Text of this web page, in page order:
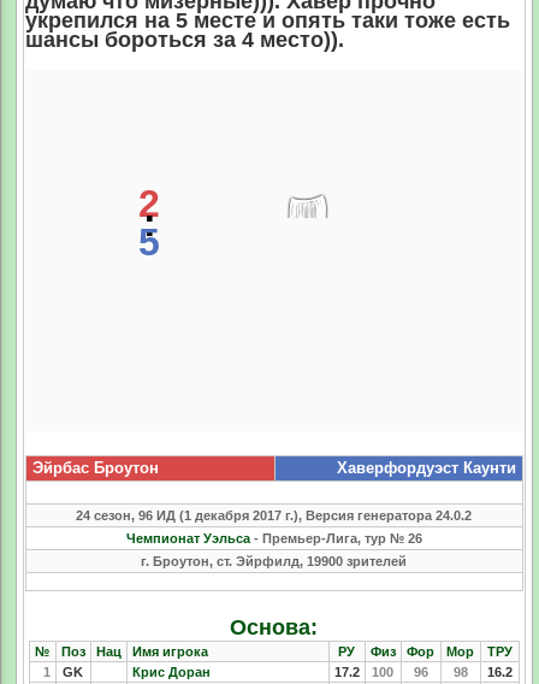
укрепился на 5 месте и опять таки тоже есть
шансы бороться за 4 место)).
2
:
5
Эйрбас Броутон Хаверфордуэст Каунти
24 сезон, 96 ИД (1 декабря 2017 г.), Версия генератора 24.0.2
Чемпионат Уэльса- Премьер-Лига, тур № 26
г. Броутон, ст. Эйрфилд, 19900 зрителей
Основа:
№ Поз Нац Имя игрока РУ Физ Фор Мор
ТРУ
1
GK Крис Доран 17.2 100 96 98
16.2